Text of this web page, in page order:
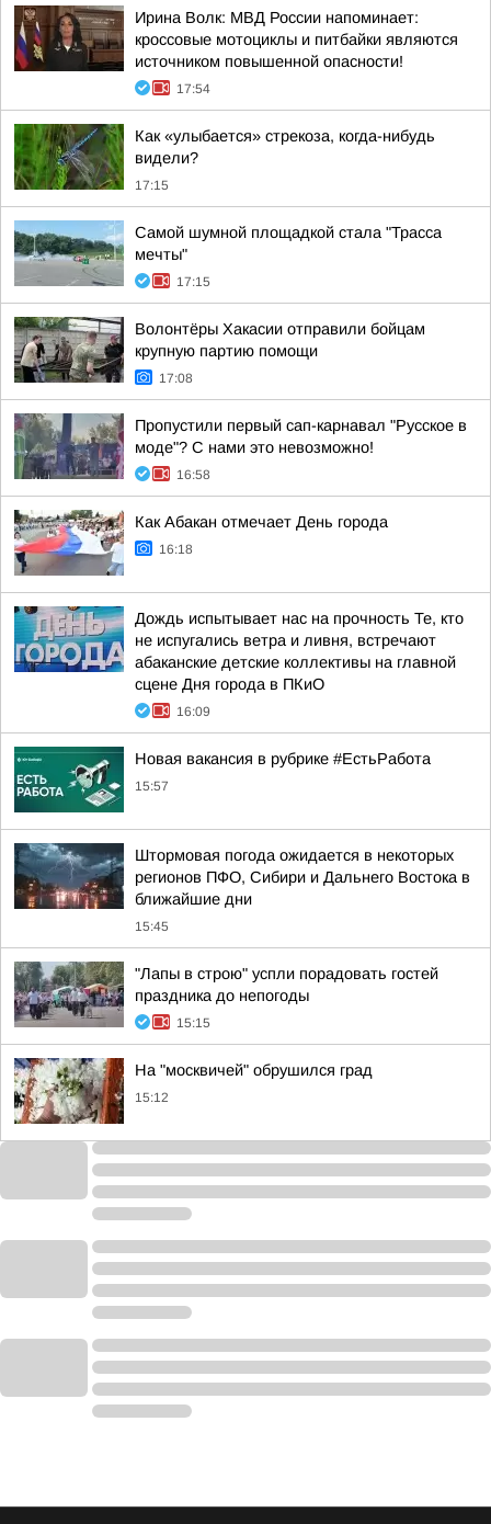
Ирина Волк: МВД России напоминает:
кроссовые мотоциклы и питбайки являются
источником повышенной опасности!
17:54
Как «улыбается» стрекоза, когда-нибудь
видели?
17:15
Самой шумной площадкой стала "Трасса
мечты"
17:15
Волонтёры Хакасии отправили бойцам
крупную партию помощи
17:08
Пропустили первый сап-карнавал "Русское в
моде"? С нами это невозможно!
16:58
Как Абакан отмечает День города
16:18
Дождь испытывает нас на прочность Те, кто
не испугались ветра и ливня, встречают
абаканские детские коллективы на главной
сцене Дня города в ПКиО
16:09
Новая вакансия в рубрике #ЕстьРабота
15:57
Штормовая погода ожидается в некоторых
регионов ПФО, Сибири и Дальнего Востока в
ближайшие дни
15:45
"Лапы в строю" успли порадовать гостей
праздника до непогоды
15:15
На "москвичей" обрушился град
15:12